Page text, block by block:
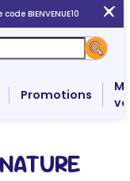
BIENVENUE10
Promotions